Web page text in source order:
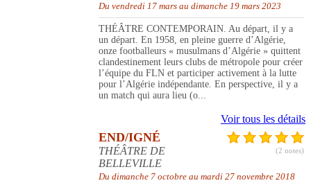
Du vendredi 17 mars au dimanche 19 mars 2023
THÉÂTRE CONTEMPORAIN. Au départ, il y a
un départ. En 1958, en pleine guerre d’Algérie,
onze footballeurs « musulmans d’Algérie » quittent
clandestinement leurs clubs de métropole pour créer
l’équipe du FLN et participer activement à la lutte
pour l’Algérie indépendante. En perspective, il y a
un match qui aura lieu (o...
Voir tous les détails
(2 notes)
END/IGNÉ
THÉÂTRE DE
BELLEVILLE
Du dimanche 7 octobre au mardi 27 novembre 2018